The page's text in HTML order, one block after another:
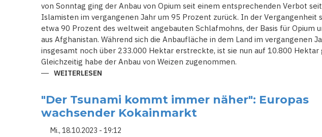
von Sonntag ging der Anbau von Opium seit einem entsprechenden Verbot
Islamisten im vergangenen Jahr um 95 Prozent zurück. In der Vergangenheit
etwa 90 Prozent des weltweit angebauten Schlafmohns, der Basis für Opium
aus Afghanistan. Während sich die Anbaufläche in dem Land im vergangenen
insgesamt noch über 233.000 Hektar erstreckte, ist sie nun auf 10.800 Hektar
Gleichzeitig habe der Anbau von Weizen zugenommen.
WEITERLESEN
LAUT
ANGABEN
DER
UN
ORTSCHRITTE I
"Der Tsunami kommt immer näher": Europas
wachsender Kokainmarkt
Mi., 18.10.2023 - 19:12